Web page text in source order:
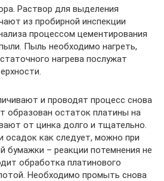
Раствор для выделения
из пробирной инспекции
процессом цементирования
Пыль необходимо нагреть,
нагрева послужат
и проводят процесс снова
образован остаток платины на
от цинка долго и тщательно.
осадок как следует, можно при
бумажки – реакции потемнения не
обработка платинового
Необходимо промыть снова